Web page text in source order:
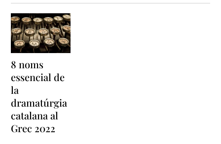
8 noms
essencial de
la
dramatúrgia
catalana al
Grec 2022